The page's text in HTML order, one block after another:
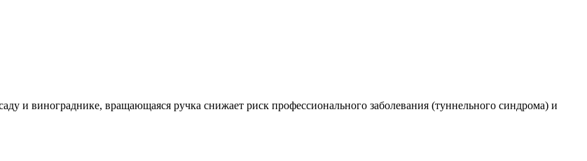
и винограднике, вращающаяся ручка снижает риск профессионального заболевания (туннельного синдрома) и